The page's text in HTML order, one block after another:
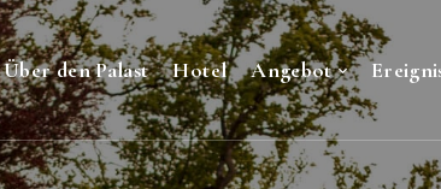
Über den Palast Hotel Angebot